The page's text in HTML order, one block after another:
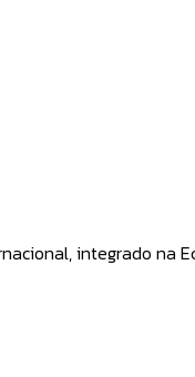
integrado na